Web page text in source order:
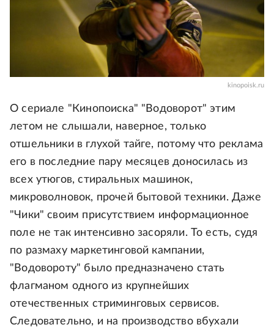
kinopoisk.ru
О сериале "Кинопоиска" "Водоворот" этим
летом не слышали, наверное, только
отшельники в глухой тайге, потому что реклама
его в последние пару месяцев доносилась из
всех утюгов, стиральных машинок,
микроволновок, прочей бытовой техники. Даже
"Чики" своим присутствием информационное
поле не так интенсивно засоряли. То есть, судя
по размаху маркетинговой кампании,
"Водовороту" было предназначено стать
флагманом одного из крупнейших
отечественных стриминговых сервисов.
Следовательно, и на производство вбухали